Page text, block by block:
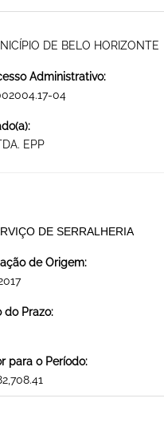
DE BELO HORIZONTE
Administrativo:
04
EPP
DE SERRALHERIA
de Origem:
do Prazo:
para o Período: